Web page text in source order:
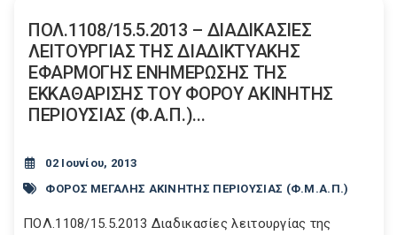
ΠΟΛ.1108/15.5.2013 – ΔΙΑΔΙΚΑΣΙΕΣ
ΛΕΙΤΟΥΡΓΙΑΣ ΤΗΣ ΔΙΑΔΙΚΤΥΑΚΗΣ
ΕΦΑΡΜΟΓΗΣ ΕΝΗΜΕΡΩΣΗΣ ΤΗΣ
ΕΚΚΑΘΑΡΙΣΗΣ ΤΟΥ ΦΟΡΟΥ ΑΚΙΝΗΤΗΣ
ΠΕΡΙΟΥΣΙΑΣ (Φ.Α.Π.)...
02 Ιουνίου, 2013
ΦΟΡΟΣ ΜΕΓΑΛΗΣ ΑΚΙΝΗΤΗΣ ΠΕΡΙΟΥΣΙΑΣ (Φ.Μ.Α.Π.)
ΠΟΛ.1108/15.5.2013 Διαδικασίες λειτουργίας της